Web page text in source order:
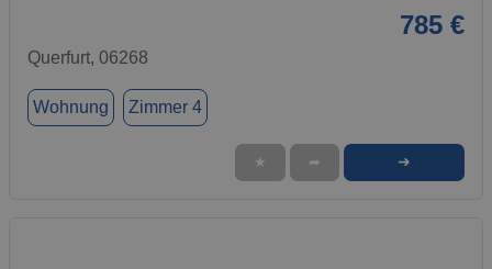
785 €
Querfurt, 06268
Wohnung Zimmer 4
★ ➦ ➜